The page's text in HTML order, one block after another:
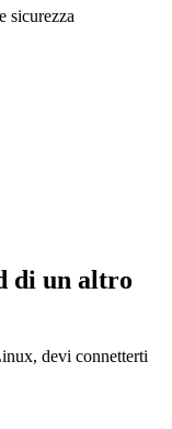
sicurezza
di un altro
devi connetterti